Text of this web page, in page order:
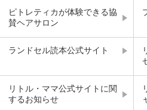
ピトレティカが体験できる協
賛ヘアサロン
ランドセル読本公式サイト
リトル・ママ公式サイトに関
するお知らせ